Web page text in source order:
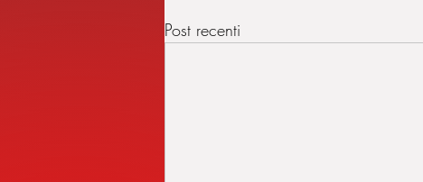
Post recenti